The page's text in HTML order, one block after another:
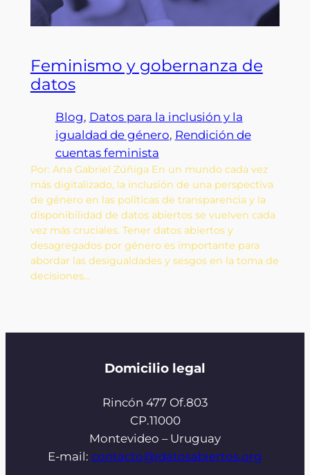
Feminismo y gobernanza de
datos
Blog, Datos para la inclusión y la
igualdad de género, Rendición de
cuentas feminista
Por: Ana Gabriel Zúñiga En un mundo cada vez
más digitalizado, la inclusión de una perspectiva
de género en las políticas de transparencia y la
disponibilidad de datos abiertos se vuelven cada
vez más cruciales. Tener datos abiertos y
desagregados por género es importante para
abordar las desigualdades y sesgos en la toma de
decisiones…
Domicilio legal
Rincón 477 Of.803
CP.11000
Montevideo – Uruguay
E-mail: contacto@idatosabiertos.org